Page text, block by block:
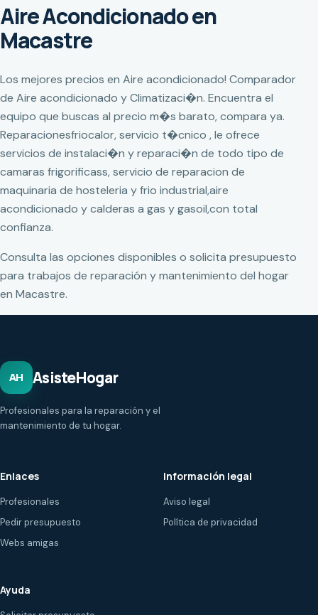
Aire Acondicionado en
Macastre
Los mejores precios en Aire acondicionado! Comparador
de Aire acondicionado y Climatizaci�n. Encuentra el
equipo que buscas al precio m�s barato, compara ya.
Reparacionesfriocalor, servicio t�cnico , le ofrece
servicios de instalaci�n y reparaci�n de todo tipo de
camaras frigorificass, servicio de reparacion de
maquinaria de hosteleria y frio industrial,aire
acondicionado y calderas a gas y gasoil,con total
confianza.
Consulta las opciones disponibles o solicita presupuesto
para trabajos de reparación y mantenimiento del hogar
en Macastre.
AH AsisteHogar
Profesionales para la reparación y el
mantenimiento de tu hogar.
Enlaces
Profesionales
Pedir presupuesto
Webs amigas
Información legal
Aviso legal
Política de privacidad
Ayuda